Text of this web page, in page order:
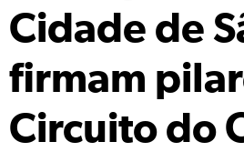
Cidade de
firmam
Circuito do